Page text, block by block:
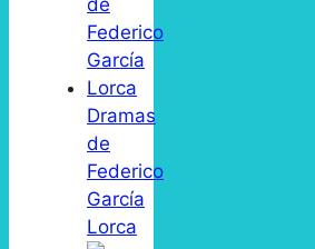
Dramas
de
Federico
García
Lorca